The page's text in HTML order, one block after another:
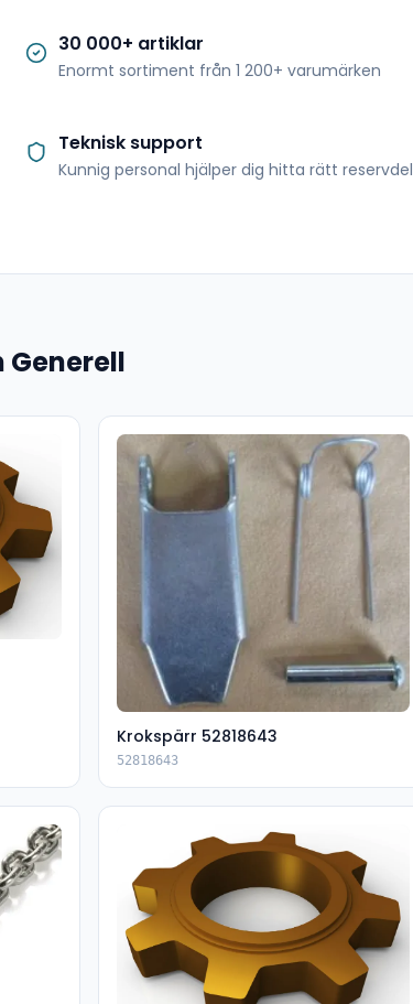
30 000+ artiklar
Enormt sortiment från 1 200+ varumärken
Teknisk support
Kunnig personal hjälper dig hitta rätt reservdel
Generell
Krokspärr 52818643
52818643